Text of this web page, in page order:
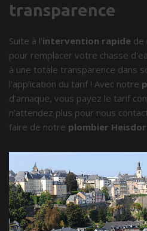
transparence
Suite à l'intervention rapide de
pour remplacer votre chasse
à une totale transparence dans
l'application du tarif ! Avec notre
d'arnaque, vous payez le tarif
n'attendez plus pour nous
faire de notre plombier